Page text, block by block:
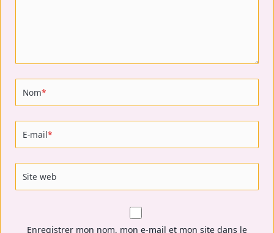
Nom*
E-mail*
Site web
Enregistrer mon nom, mon e-mail et mon site dans le